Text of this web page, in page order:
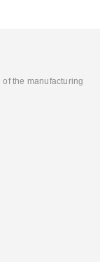
the manufacturing